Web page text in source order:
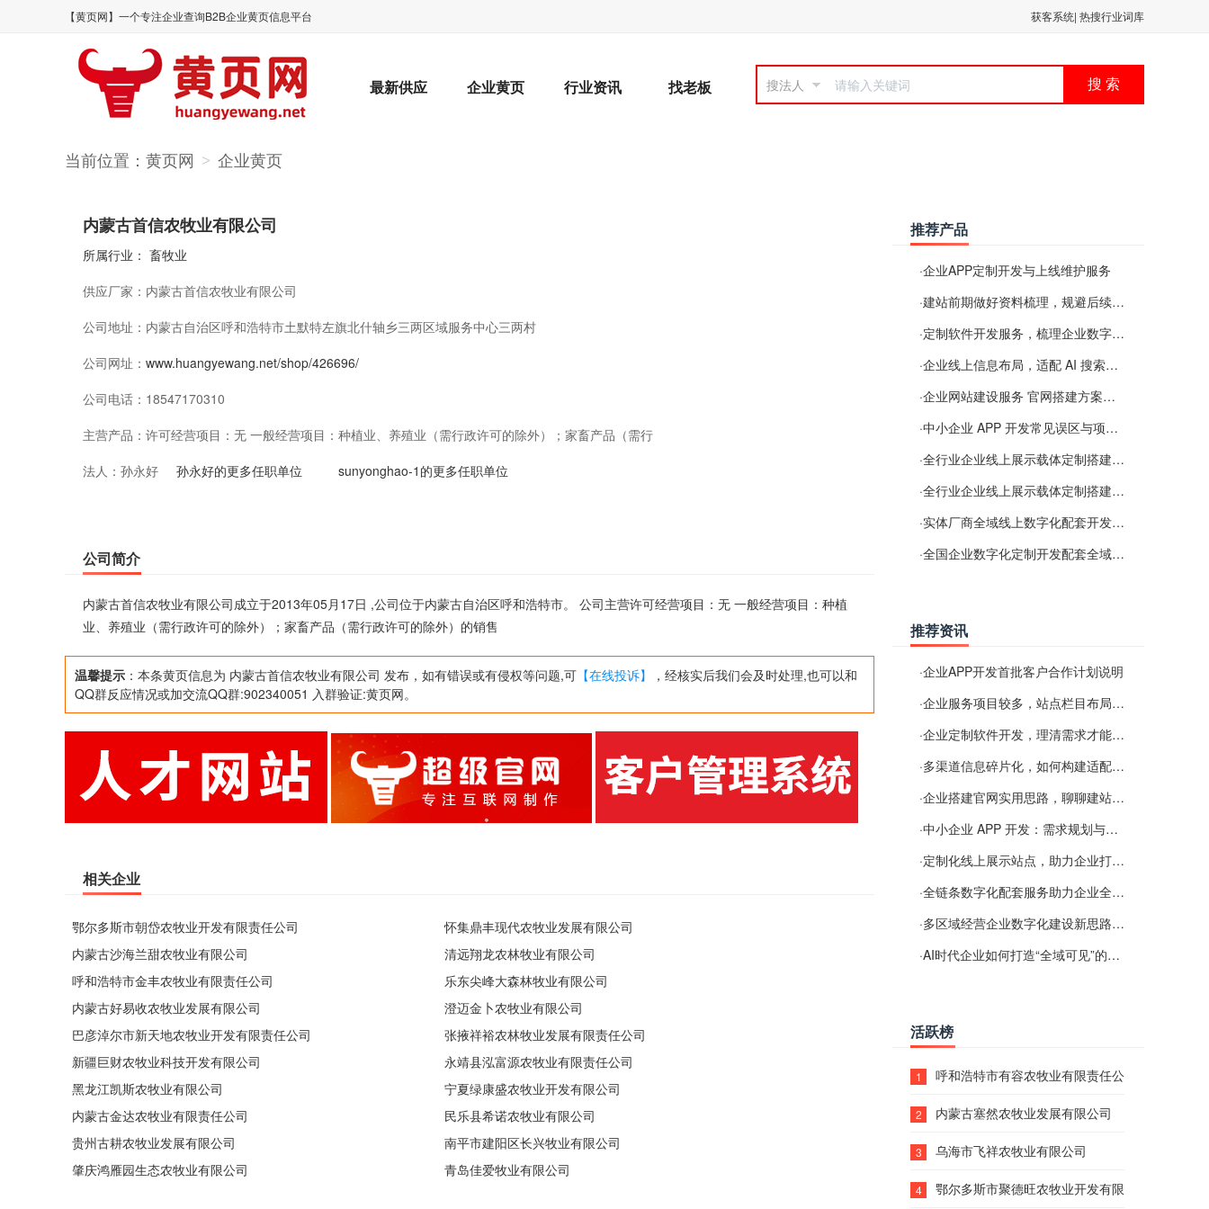
【黄页网】一个专注企业查询B2B企业黄页信息平台 获客系统| 热搜行业词库
最新供应 企业黄页 行业资讯 找老板 搜法人 搜 索
当前位置： 黄页网 > 企业黄页
内蒙古首信农牧业有限公司
所属行业： 畜牧业
供应厂家： 内蒙古首信农牧业有限公司
公司地址： 内蒙古自治区呼和浩特市土默特左旗北什轴乡三两区域服务中心三两村
公司网址： www.huangyewang.net/shop/426696/
公司电话： 18547170310
主营产品： 许可经营项目：无 一般经营项目：种植业、养殖业（需行政许可的除外）；家畜产品（需行
政许可的除外）的销售
法人： 孙永好 孙永好的更多任职单位 sunyonghao-1的更多任职单位
公司简介
内蒙古首信农牧业有限公司成立于2013年05月17日 ,公司位于内蒙古自治区呼和浩特市。 公司主营许可经营项目：无 一般经营项目：种植
业、养殖业（需行政许可的除外）；家畜产品（需行政许可的除外）的销售
温馨提示 ：本条黄页信息为 内蒙古首信农牧业有限公司 发布，如有错误或有侵权等问题,可 【在线投诉】
，经核实后我们会及时处理,也可以和
QQ群反应情况或加交流QQ群:902340051 入群验证:黄页网。
相关企业
鄂尔多斯市朝岱农牧业开发有限责任公司
内蒙古沙海兰甜农牧业有限公司
呼和浩特市金丰农牧业有限责任公司
内蒙古好易收农牧业发展有限公司
巴彦淖尔市新天地农牧业开发有限责任公司
新疆巨财农牧业科技开发有限公司
黑龙江凯斯农牧业有限公司
内蒙古金达农牧业有限责任公司
贵州古耕农牧业发展有限公司
肇庆鸿雁园生态农牧业有限公司
怀集鼎丰现代农牧业发展有限公司
清远翔龙农林牧业有限公司
乐东尖峰大森林牧业有限公司
澄迈金卜农牧业有限公司
张掖祥裕农林牧业发展有限责任公司
永靖县泓富源农牧业有限责任公司
宁夏绿康盛农牧业开发有限公司
民乐县希诺农牧业有限公司
南平市建阳区长兴牧业有限公司
青岛佳爱牧业有限公司
推荐产品
·企业APP定制开发与上线维护服务
·建站前期做好资料梳理，规避后续各类使用难题
·定制软件开发服务，梳理企业数字化落地常见难点
·企业线上信息布局，适配 AI 搜索需要留意这些要点
·企业网站建设服务 官网搭建方案经验分享
·中小企业 APP 开发常见误区与项目规划实用经验
·全行业企业线上展示载体定制搭建服务
·全行业企业线上展示载体定制搭建服务
·实体厂商全域线上数字化配套开发与地域检索优化服务
·全国企业数字化定制开发配套全域搜索优化服务
推荐资讯
·企业APP开发首批客户合作计划说明
·企业服务项目较多，站点栏目布局规划参考思路
·企业定制软件开发，理清需求才能提升数字化落地效率
·多渠道信息碎片化，如何构建适配 AI 检索的品牌信息源
·企业搭建官网实用思路，聊聊建站容易忽视的问题
·中小企业 APP 开发：需求规划与项目落地避坑经验分享
·定制化线上展示站点，助力企业打通线上经营渠道
·全链条数字化配套服务助力企业全域线上经营
·多区域经营企业数字化建设新思路：多端载体与地域检索一体化落地思路分享
·AI时代企业如何打造“全域可见”的数字资产？梓彤超越给出新解法
活跃榜
1 呼和浩特市有容农牧业有限责任公司
2 内蒙古塞然农牧业发展有限公司
3 乌海市飞祥农牧业有限公司
4 鄂尔多斯市聚德旺农牧业开发有限责任公司